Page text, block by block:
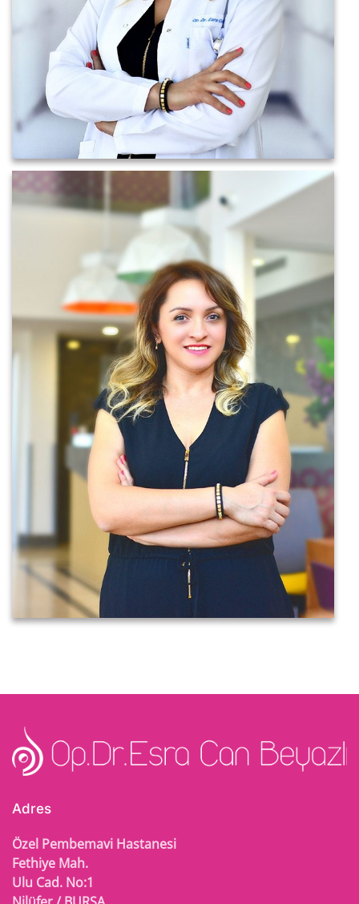
Adres
Özel Pembemavi Hastanesi
Fethiye Mah.
Ulu Cad. No:1